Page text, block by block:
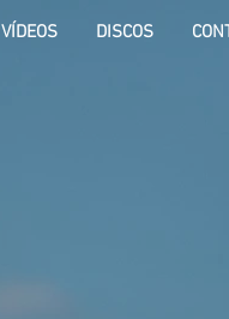
VÍDEOS DISCOS